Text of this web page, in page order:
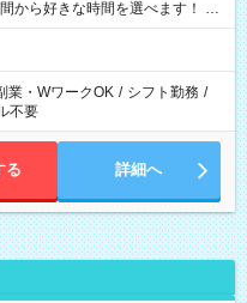
ます
業・WワークOK / シフト勤務 /
不要
る 詳細へ